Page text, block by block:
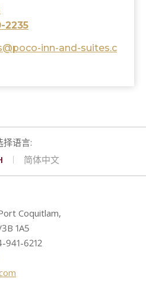
2235
inn-and-suites.c
简体中文
Coquitlam,
1A5
941-6212